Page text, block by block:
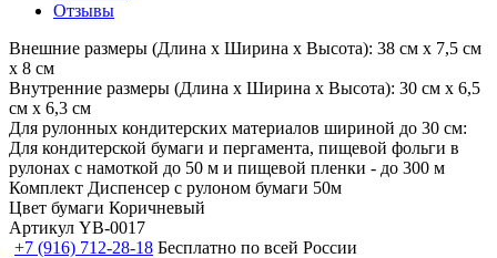
Отзывы
Внешние размеры (Длина х Ширина х Высота): 38 см х 7,5 см
х 8 см
Внутренние размеры (Длина х Ширина х Высота): 30 см х 6,5
см х 6,3 см
Для рулонных кондитерских материалов шириной до 30 см:
Для кондитерской бумаги и пергамента, пищевой фольги в
рулонах с намоткой до 50 м и пищевой пленки - до 300 м
Комплект Диспенсер с рулоном бумаги 50м
Цвет бумаги Коричневый
Артикул YB-0017
+7 (916) 712-28-18 Бесплатно по всей России